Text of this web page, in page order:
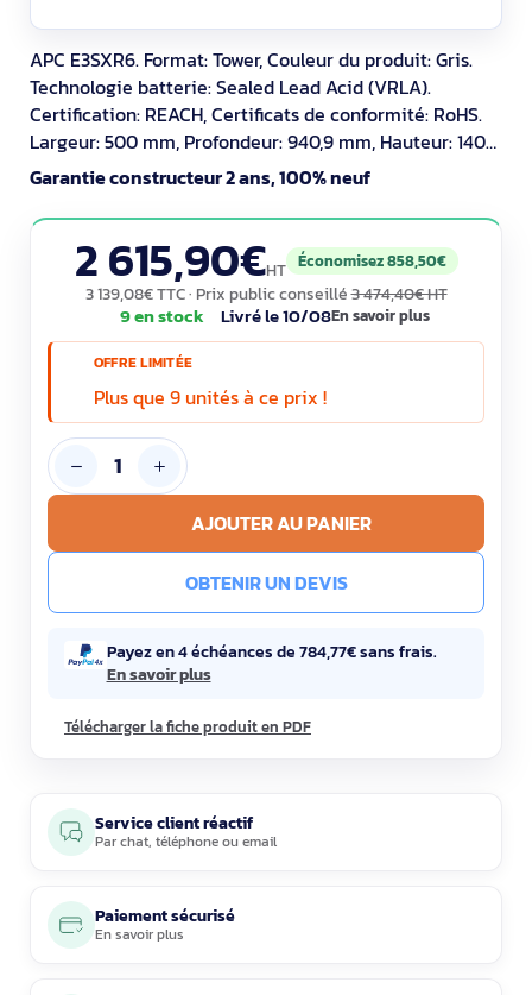
APC E3SXR6. Format: Tower, Couleur du produit: Gris.
Technologie batterie: Sealed Lead Acid (VRLA).
Certification: REACH, Certificats de conformité: RoHS.
Largeur: 500 mm, Profondeur: 940,9 mm, Hauteur: 1400
mm. Largeur du colis: 650 mm, Profondeur du colis:
1020 mm, Hauteur du colis: 1620 mm
Garantie constructeur 2 ans, 100% neuf
2 615,90€HT Économisez 858,50€
3 139,08€ TTC· Prix public conseillé3 474,40€ HT
9 en stock Livré le 10/08En savoir plus
OFFRE LIMITÉE
Plus que 9 unités à ce prix !
AJOUTER AU PANIER
OBTENIR UN DEVIS
Payez en 4 échéances de 784,77€ sans frais.
En savoir plus
Télécharger la fiche produit en PDF
Service client réactif
Parchat, téléphoneouemail
Paiement sécurisé
En savoir plus